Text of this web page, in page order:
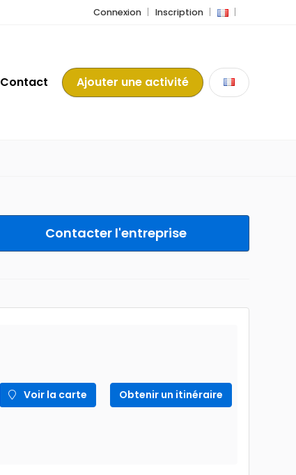
Connexion Inscription
Contact Ajouter une activité
Contacter l'entreprise
Voir la carte Obtenir un itinéraire